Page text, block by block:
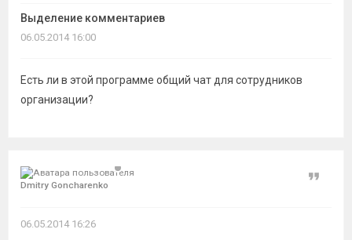
Выделение комментариев
06.05.2014 16:00
Есть ли в этой программе общий чат для сотрудников
организации?
Dmitry Goncharenko
Цитата
06.05.2014 16:26